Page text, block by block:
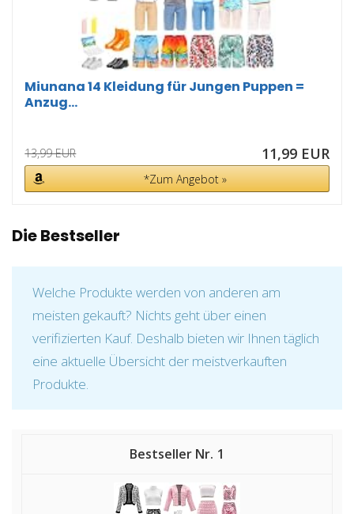
Miunana 14 Kleidung für Jungen Puppen =
Anzug...
13,99 EUR 11,99 EUR
*Zum Angebot »
Die Bestseller
Welche Produkte werden von anderen am
meisten gekauft? Nichts geht über einen
verifizierten Kauf. Deshalb bieten wir Ihnen täglich
eine aktuelle Übersicht der meistverkauften
Produkte.
1